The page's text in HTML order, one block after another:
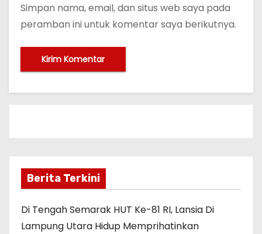
Simpan nama, email, dan situs web saya pada
peramban ini untuk komentar saya berikutnya.
Berita Terkini
Di Tengah Semarak HUT Ke-81 RI, Lansia Di
Lampung Utara Hidup Memprihatinkan